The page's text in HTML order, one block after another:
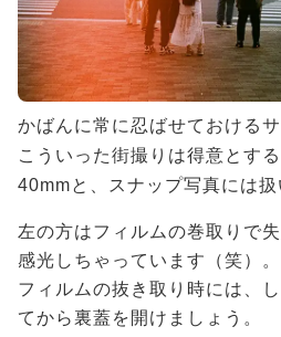
かばんに常に忍ばせておける
こういった街撮りは得意とす
40mmと、スナップ写真には扱
左の方はフィルムの巻取りで
感光しちゃっています（笑）
フィルムの抜き取り時には、
てから裏蓋を開けましょう。